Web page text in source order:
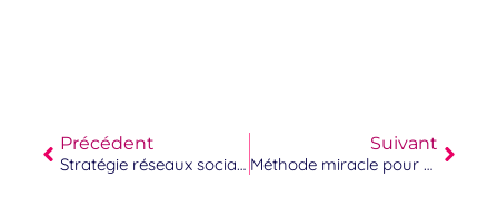
Précédent
Stratégie réseaux sociaux 2026 : le guide complet (et ce qu’on ne vous dit jamais)
Suivant
Méthode miracle pour attirer des clients : le piège à éviter